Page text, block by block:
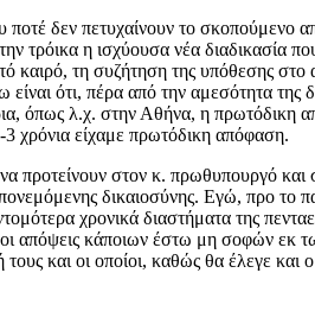
δεν πετυχαίνουν το σκοπούμενο
τρόικα η ισχύουσα νέα
καιρό, τη συζήτηση της υπόθεσης
ότι, πέρα από την αμεσότητα της
όπως λ.χ. στην Αθήνα, η πρωτόδικη
χρόνια είχαμε πρωτόδικη απόφαση.
στον κ. πρωθυπουργό
δικαιοσύνης. Εγώ, προ
χρονικά διαστήματα της
οι απόψεις κάποιων έστω μη σοφών
και οι οποίοι, καθώς θα έλεγε